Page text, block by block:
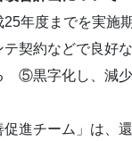
年度までを実
テ契約などで良
黒字化し、減少
進チーム」は、